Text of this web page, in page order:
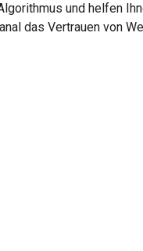
und helfen
das Vertrauen von